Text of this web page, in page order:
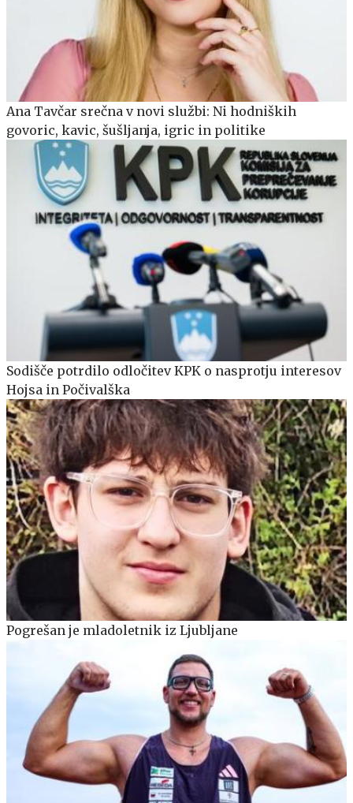
Ana Tavčar srečna v novi službi: Ni hodniških
govoric, kavic, šušljanja, igric in politike
Sodišče potrdilo odločitev KPK o nasprotju interesov
Hojsa in Počivalška
Pogrešan je mladoletnik iz Ljubljane